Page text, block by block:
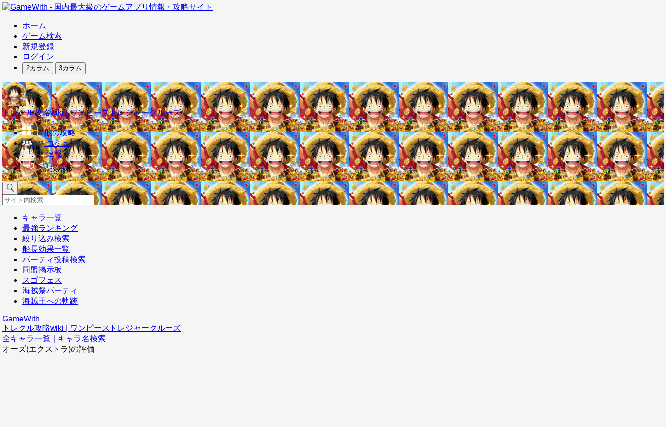
ホーム
ゲーム検索
新規登録
ログイン
2カラム 3カラム
トレクル攻略wiki | ワンピーストレジャークルーズ
他の攻略
コミュ
速報
掲示板
キャラ一覧
最強ランキング
絞り込み検索
船長効果一覧
パーティ投稿検索
同盟掲示板
スゴフェス
海賊祭パーティ
海賊王への軌跡
GameWith
トレクル攻略wiki | ワンピーストレジャークルーズ
全キャラ一覧｜キャラ名検索
オーズ(エクストラ)の評価